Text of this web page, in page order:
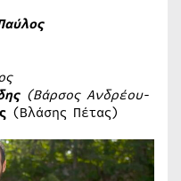
(Βάρσος Ανδρέου-
(Βλάσης Πέτας)